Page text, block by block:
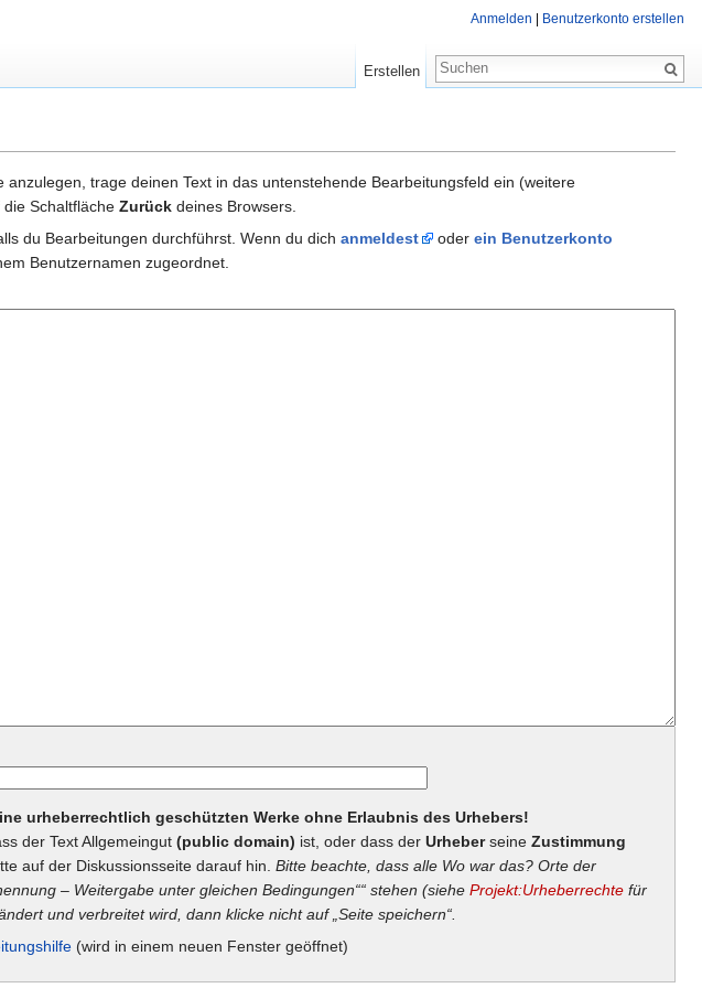
trage deinen Text in das untenstehende Bearbeitungsfeld ein (weitere
Schaltfläche Zurück deines Browsers.
du Bearbeitungen durchführst. Wenn du dich anmeldest oder ein Benutzerkonto
Benutzernamen zugeordnet.
urheberrechtlich geschützten Werke ohne Erlaubnis des Urhebers!
der Text Allgemeingut (public domain) ist, oder dass der Urheberseine Zustimmung
auf der Diskussionsseite darauf hin. Bitte beachte, dass alle Wo war das? Orte der
– Weitergabe unter gleichen Bedingungen““ stehen (siehe Projekt:Urheberrechte für
und verbreitet wird, dann klicke nicht auf „Seite speichern“.
(wird in einem neuen Fenster geöffnet)
Anmelden Benutzerkonto erstellen
Erstellen